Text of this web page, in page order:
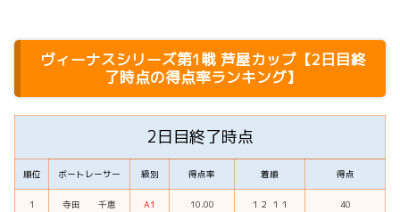
ヴィーナスシリーズ第1戦 芦屋カップ【2日目終
了時点の得点率ランキング】
2日目終了時点
順位 ボートレーサー 級別 得点率 着順 得点
1 寺田 千恵 A1 10.00 １２ １１ 40